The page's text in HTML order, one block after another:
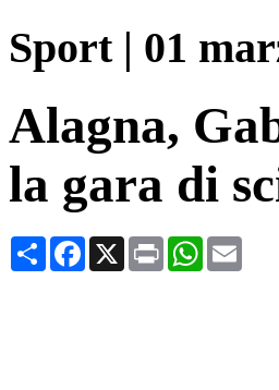
Sport| 01
Alagna,
la gara di
CondividiFacebook
X Print WhatsApp